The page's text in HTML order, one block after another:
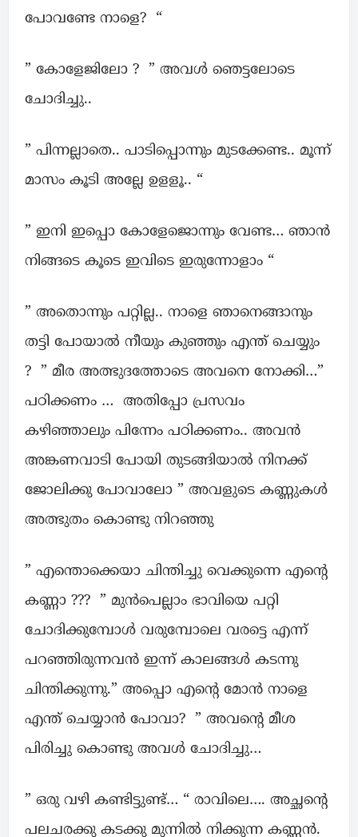
പോവണ്ടേ നാളെ? “
” കോളേജിലോ ? ” അവൾ ഞെട്ടലോടെ
ചോദിച്ചു..
” പിന്നല്ലാതെ.. പാടിപ്പൊന്നും മുടക്കേണ്ട.. മൂന്ന്
മാസം കൂടി അല്ലേ ഉളളൂ.. “
” ഇനി ഇപ്പൊ കോളേജൊന്നും വേണ്ട… ഞാൻ
നിങ്ങടെ കൂടെ ഇവിടെ ഇരുന്നോളാം “
” അതൊന്നും പറ്റില്ല.. നാളെ ഞാനെങ്ങാനും
തട്ടി പോയാൽ നീയും കുഞ്ഞും എന്ത് ചെയ്യും
? ” മീര അത്ഭുദത്തോടെ അവനെ നോക്കി…”
പഠിക്കണം … അതിപ്പോ പ്രസവം
കഴിഞ്ഞാലും പിന്നേം പഠിക്കണം.. അവൻ
അങ്കണവാടി പോയി തുടങ്ങിയാൽ നിനക്ക്
ജോലിക്കു പോവാലോ ” അവളുടെ കണ്ണുകൾ
അത്ഭുതം കൊണ്ടു നിറഞ്ഞു
” എന്തൊക്കെയാ ചിന്തിച്ചു വെക്കുന്നെ എന്റെ
കണ്ണാ ??? ” മുൻപെല്ലാം ഭാവിയെ പറ്റി
ചോദിക്കുമ്പോൾ വരുമ്പോലെ വരട്ടെ എന്ന്
പറഞ്ഞിരുന്നവൻ ഇന്ന് കാലങ്ങൾ കടന്നു
ചിന്തിക്കുന്നു.” അപ്പൊ എന്റെ മോൻ നാളെ
എന്ത് ചെയ്യാൻ പോവാ? ” അവന്റെ മീശ
പിരിച്ചു കൊണ്ടു അവൾ ചോദിച്ചു…
” ഒരു വഴി കണ്ടിട്ടുണ്ട്… “ രാവിലെ…. അച്ഛന്റെ
പലചരക്കു കടക്കു മുന്നിൽ നിക്കുന്ന കണ്ണൻ.